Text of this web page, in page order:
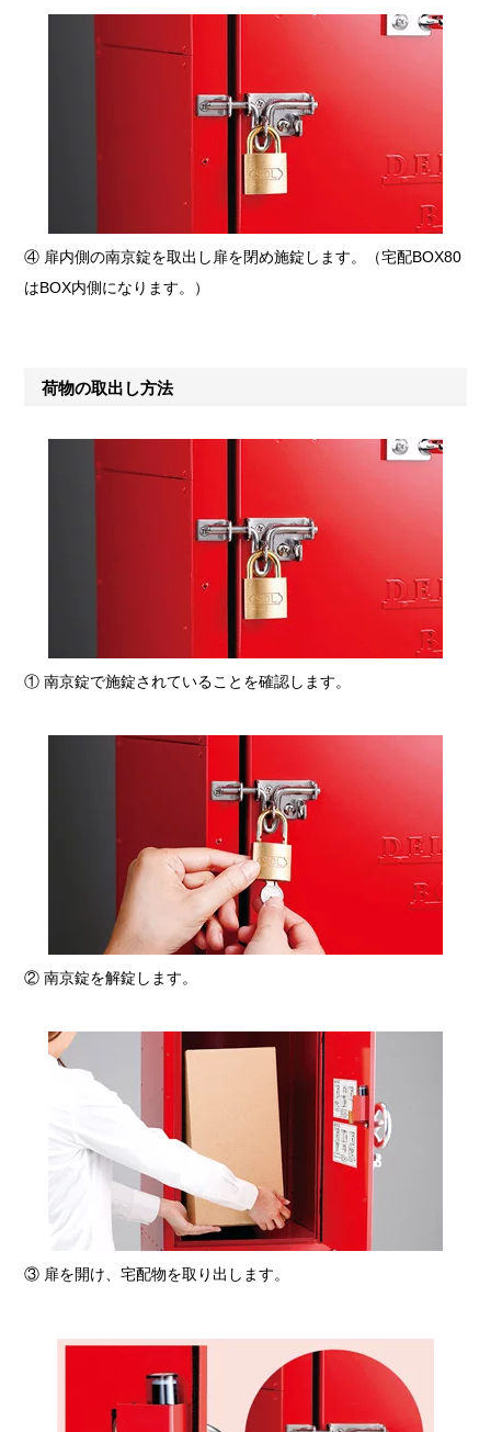
④ 扉内側の南京錠を取出し扉を閉め施錠します。（宅配BOX80
はBOX内側になります。）
荷物の取出し方法
① 南京錠で施錠されていることを確認します。
② 南京錠を解錠します。
③ 扉を開け、宅配物を取り出します。